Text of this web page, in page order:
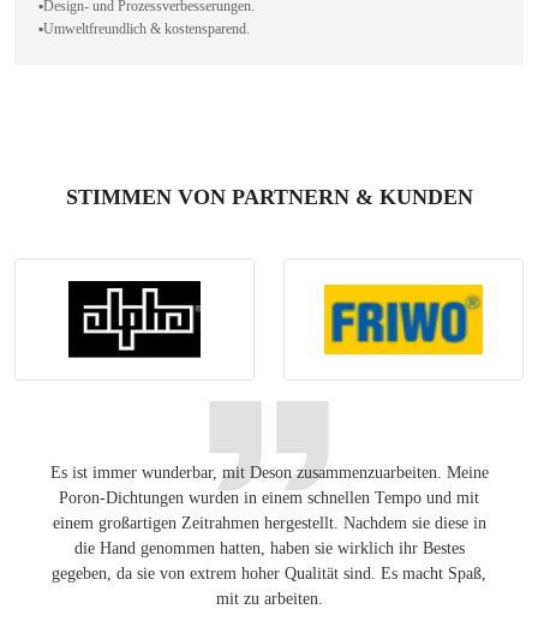
▪️Design- und Prozessverbesserungen.
▪️Umweltfreundlich & kostensparend.
STIMMEN VON PARTNERN & KUNDEN
Es ist immer wunderbar, mit Deson zusammenzuarbeiten. Meine
Poron-Dichtungen wurden in einem schnellen Tempo und mit
einem großartigen Zeitrahmen hergestellt. Nachdem sie diese in
die Hand genommen hatten, haben sie wirklich ihr Bestes
gegeben, da sie von extrem hoher Qualität sind. Es macht Spaß,
mit zu arbeiten.